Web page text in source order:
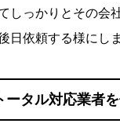
しっかりとその会
日依頼する様にし
ータル対応業者